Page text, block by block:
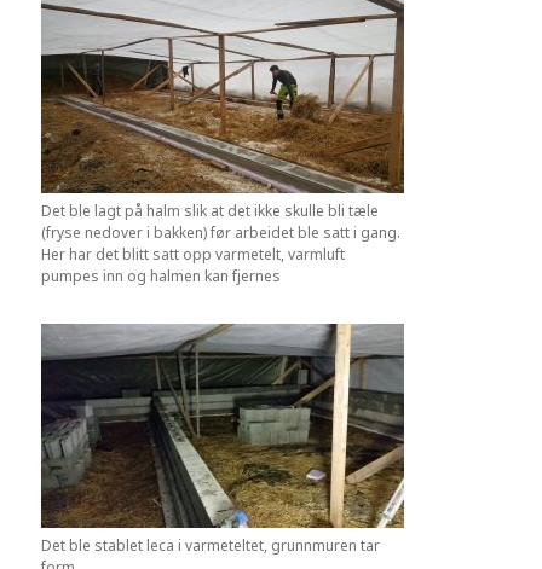
Det ble lagt på halm slik at det ikke skulle bli tæle
(fryse nedover i bakken) før arbeidet ble satt i gang.
Her har det blitt satt opp varmetelt, varmluft
pumpes inn og halmen kan fjernes
Det ble stablet leca i varmeteltet, grunnmuren tar